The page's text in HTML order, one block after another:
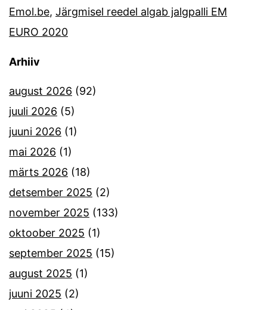
Emol.be, Järgmisel reedel algab jalgpalli EM
EURO 2020
Arhiiv
august 2026 (92)
juuli 2026 (5)
juuni 2026 (1)
mai 2026 (1)
märts 2026 (18)
detsember 2025 (2)
november 2025 (133)
oktoober 2025 (1)
september 2025 (15)
august 2025 (1)
juuni 2025 (2)